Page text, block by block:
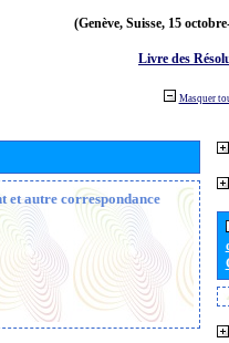
(Genève, Suisse, 15
Livre des
Masquer
et autre correspondance